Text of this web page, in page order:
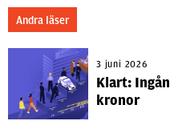
Andra läser
3 juni 2026
Klart:
kronor